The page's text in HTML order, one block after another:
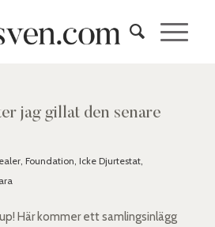
jag gillat den senare
, Foundation, Icke Djurtestat,
Här kommer ett samlingsinlägg